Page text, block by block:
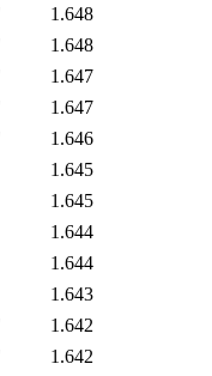
1.648
1.648
1.647
1.647
1.646
1.645
1.645
1.644
1.644
1.643
1.642
1.642